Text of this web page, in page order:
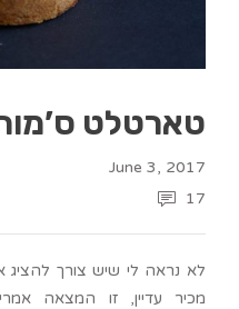
טארטלט
June 3, 2017
17
לא נראה לי שיש צורך
מכיר עדיין, זו המצאה